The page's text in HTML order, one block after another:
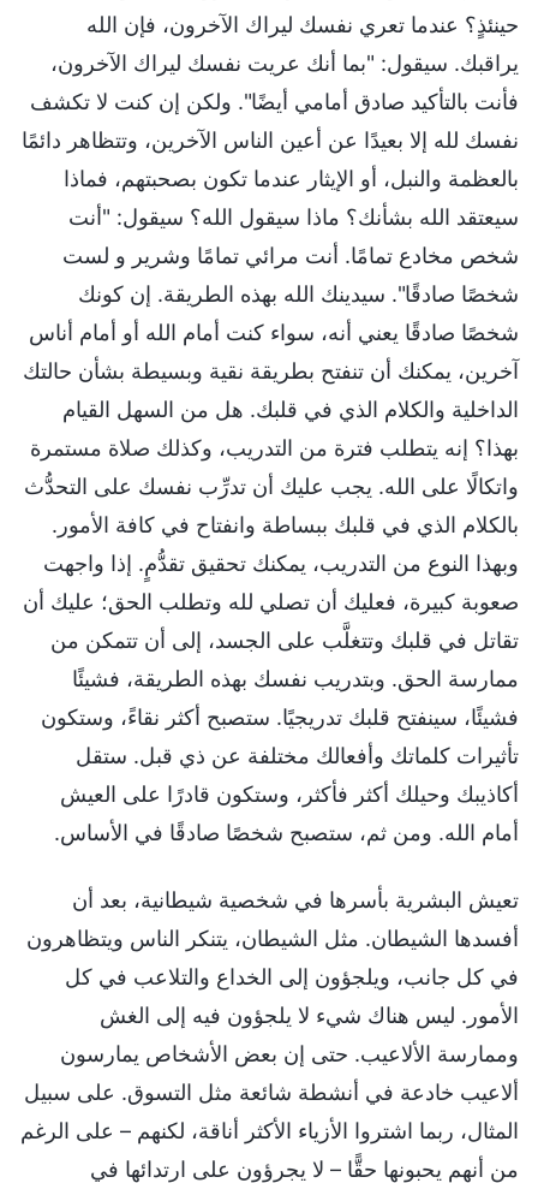
حينئذٍ؟ عندما تعري نفسك ليراك الآخرون، فإن الله
يراقبك. سيقول: "بما أنك عريت نفسك ليراك الآخرون،
فأنت بالتأكيد صادق أمامي أيضًا". ولكن إن كنت لا تكشف
نفسك لله إلا بعيدًا عن أعين الناس الآخرين، وتتظاهر دائمًا
بالعظمة والنبل، أو الإيثار عندما تكون بصحبتهم، فماذا
سيعتقد الله بشأنك؟ ماذا سيقول الله؟ سيقول: "أنت
شخص مخادع تمامًا. أنت مرائي تمامًا وشرير و لست
شخصًا صادقًا". سيدينك الله بهذه الطريقة. إن كونك
شخصًا صادقًا يعني أنه، سواء كنت أمام الله أو أمام أناس
آخرين، يمكنك أن تنفتح بطريقة نقية وبسيطة بشأن حالتك
الداخلية والكلام الذي في قلبك. هل من السهل القيام
بهذا؟ إنه يتطلب فترة من التدريب، وكذلك صلاة مستمرة
واتكالًا على الله. يجب عليك أن تدرِّب نفسك على التحدُّث
بالكلام الذي في قلبك ببساطة وانفتاح في كافة الأمور.
وبهذا النوع من التدريب، يمكنك تحقيق تقدُّمٍ. إذا واجهت
صعوبة كبيرة، فعليك أن تصلي لله وتطلب الحق؛ عليك أن
تقاتل في قلبك وتتغلَّب على الجسد، إلى أن تتمكن من
ممارسة الحق. وبتدريب نفسك بهذه الطريقة، فشيئًا
فشيئًا، سينفتح قلبك تدريجيًا. ستصبح أكثر نقاءً، وستكون
تأثيرات كلماتك وأفعالك مختلفة عن ذي قبل. ستقل
أكاذيبك وحيلك أكثر فأكثر، وستكون قادرًا على العيش
أمام الله. ومن ثم، ستصبح شخصًا صادقًا في الأساس.
تعيش البشرية بأسرها في شخصية شيطانية، بعد أن
أفسدها الشيطان. مثل الشيطان، يتنكر الناس ويتظاهرون
في كل جانب، ويلجؤون إلى الخداع والتلاعب في كل
الأمور. ليس هناك شيء لا يلجؤون فيه إلى الغش
وممارسة الألاعيب. حتى إن بعض الأشخاص يمارسون
ألاعيب خادعة في أنشطة شائعة مثل التسوق. على سبيل
المثال، ربما اشتروا الأزياء الأكثر أناقة، لكنهم – على الرغم
من أنهم يحبونها حقًّا – لا يجرؤون على ارتدائها في